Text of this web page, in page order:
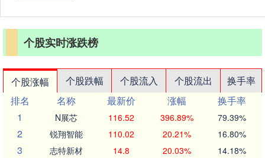
个股实时涨跌榜
个股涨幅 个股跌幅 个股流入 个股流出
换手率
排名
名称 最新价 涨幅
换手率
1
N展芯 116.52 396.89% 79.39%
2 锐翔智能 110.02 20.21% 16.80%
3 志特新材 14.8 20.03% 14.18%